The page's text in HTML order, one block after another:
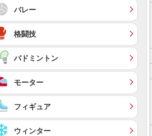
バレー
格闘技
バドミントン
モーター
フィギュア
ウィンター